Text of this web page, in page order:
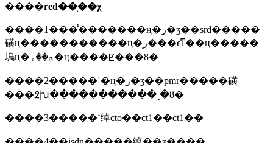
����red��֤��χ
����1���̾�������ң�ز�ʒ��srd�����
磺ң�����������ң�ر���ϵͳ��ң�����
塢ң�ؿ��ء�ң����ꡢ���̵ȣ�
����2�����ߵ�ң�ز�ʒ��pmr�����磺
���߶խ�����������˷�ȣ�
����3�����ߵ绰cto��ct1��ct1��